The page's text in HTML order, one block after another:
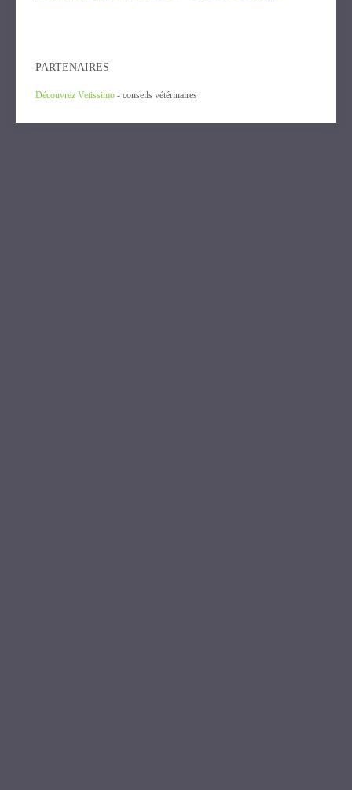
PARTENAIRES
Découvrez Vetissimo - conseils vétérinaires